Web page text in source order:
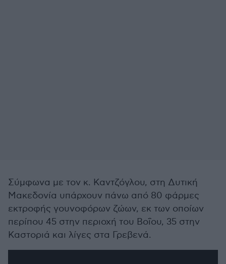
Σύμφωνα με τον κ. Καντζόγλου, στη Δυτική
Μακεδονία υπάρχουν πάνω από 80 φάρμες
εκτροφής γουνοφόρων ζώων, εκ των οποίων
περίπου 45 στην περιοχή του Βοΐου, 35 στην
Καστοριά και λίγες στα Γρεβενά.